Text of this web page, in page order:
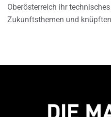
Oberösterreich ihr
Zukunftsthemen und